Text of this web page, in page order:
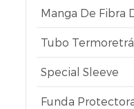
Manga De Fibra
Tubo
Special Sleeve
Funda